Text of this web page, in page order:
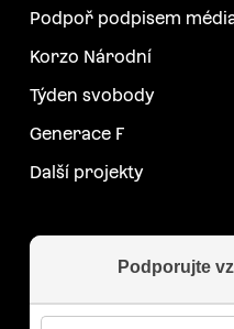
Podpoř podpisem
Korzo Národní
Týden svobody
Generace F
Další projekty